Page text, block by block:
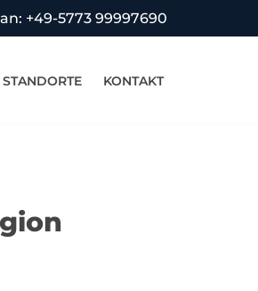
+49-5773 99997690
STANDORTE KONTAKT